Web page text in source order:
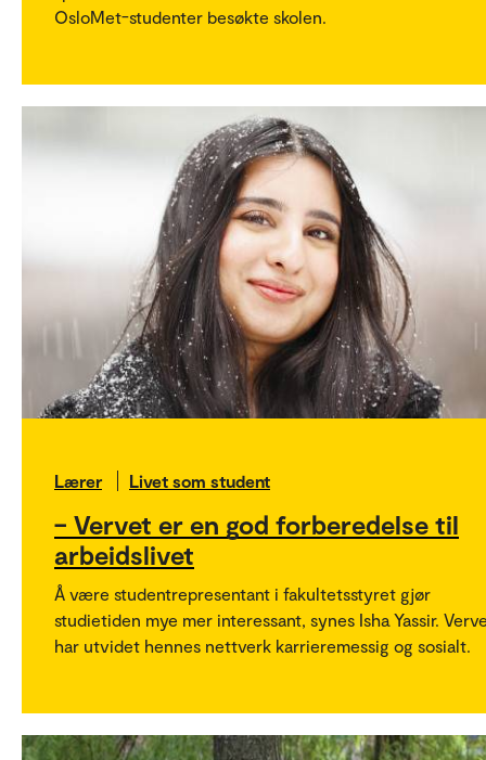
OsloMet-studenter besøkte skolen.
Lærer Livet som student
– Vervet er en god forberedelse til
arbeidslivet
Å være studentrepresentant i fakultetsstyret gjør
studietiden mye mer interessant, synes Isha Yassir.
har utvidet hennes nettverk karrieremessig og sosialt.